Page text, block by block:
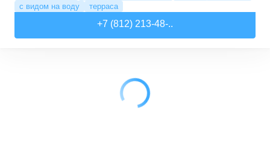
с видом на воду
терраса
+7 (812) 213-48-..